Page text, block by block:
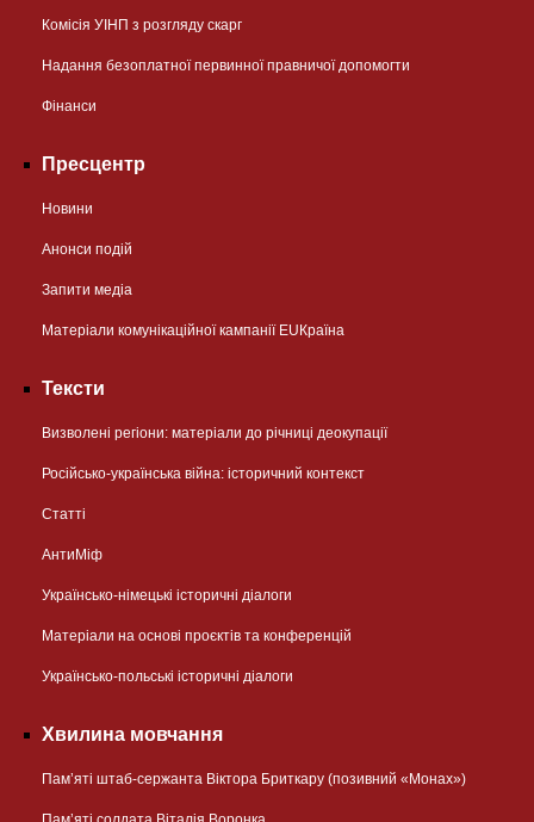
Комісія УІНП з розгляду скарг
Надання безоплатної первинної правничої допомогти
Фінанси
Пресцентр
Новини
Анонси подій
Запити медіа
Матеріали комунікаційної кампанії EUКраїна
Тексти
Визволені регіони: матеріали до річниці деокупації
Російсько-українська війна: історичний контекст
Статті
АнтиМіф
Українсько-німецькі історичні діалоги
Матеріали на основі проєктів та конференцій
Українсько-польські історичні діалоги
Хвилина мовчання
Пам’яті штаб-сержанта Віктора Бриткару (позивний «Монах»)